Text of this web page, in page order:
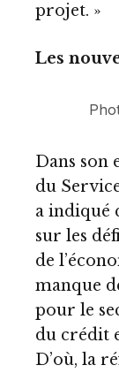
projet. »
Les
Dans son
du
a indiqué
sur les
de
manque
pour le
du crédit
D’où, la